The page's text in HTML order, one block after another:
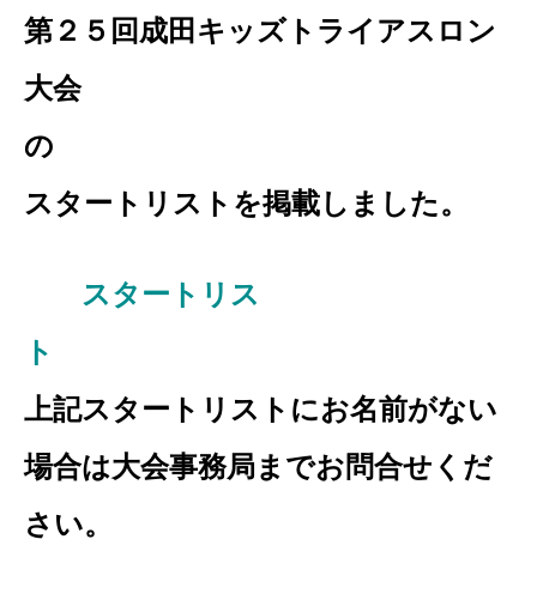
第２５回成田キッズトライアスロン
大会
スタートリストを掲載しました。
スタートリス
ト
上記スタートリストにお名前がない
場合は大会事務局までお問合せくだ
さい。